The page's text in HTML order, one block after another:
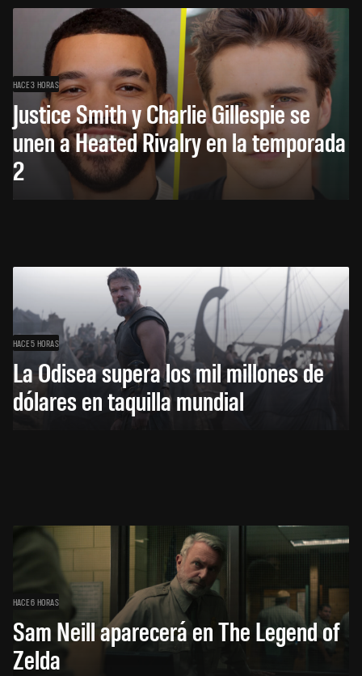
HACE 3 HORAS
Justice Smith y Charlie Gillespie se
unen a Heated Rivalry en la temporada
2
HACE 5 HORAS
La Odisea supera los mil millones de
dólares en taquilla mundial
HACE 6 HORAS
Sam Neill aparecerá en The Legend of
Zelda